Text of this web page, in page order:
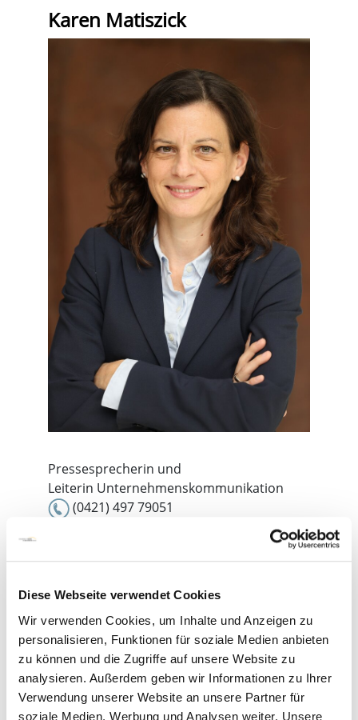
Diese Webseite verwendet Cookies
Wir verwenden Cookies, um Inhalte und Anzeigen zu
personalisieren, Funktionen für soziale Medien anbieten
zu können und die Zugriffe auf unsere Website zu
analysieren. Außerdem geben wir Informationen zu Ihrer
Verwendung unserer Website an unsere Partner für
soziale Medien, Werbung und Analysen weiter. Unsere
Karen Matiszick
Pressesprecherin und
Leiterin Unternehmenskommunikation
(0421) 497 79051
karen.matiszick@gesundheitnord.de
Stefanie Beckröge